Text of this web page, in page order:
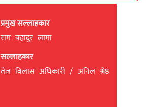
प्रमुख सल्लाहकार
राम बहादुर लामा
सल्लाहकार
तेज विलास अधिकारी / अनिल श्रेष्ठ